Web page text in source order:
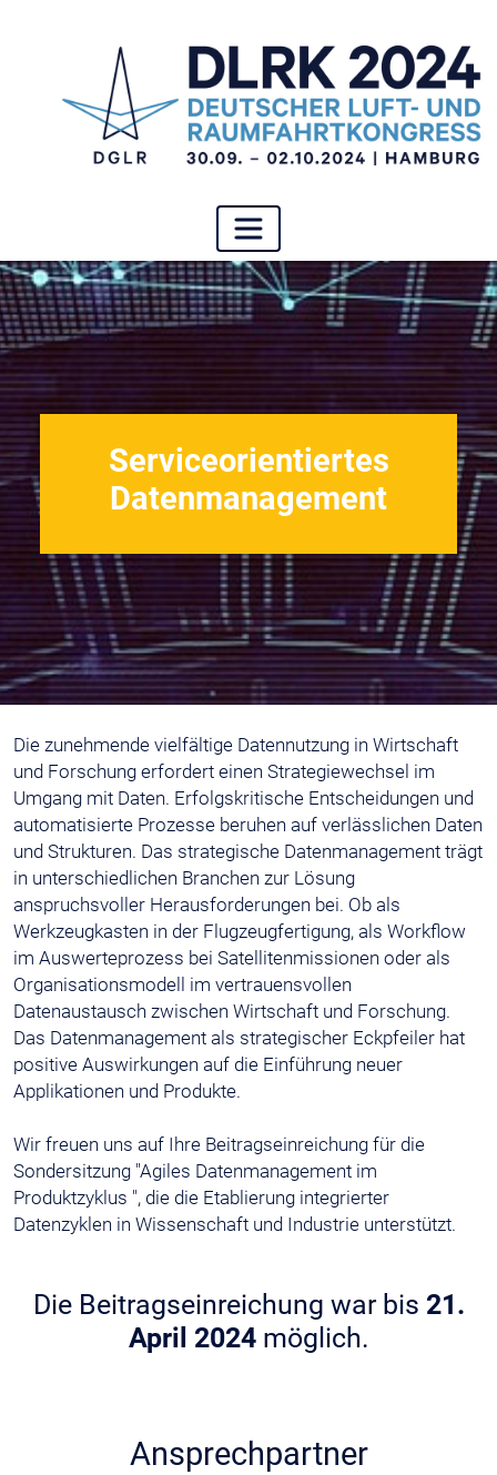
Serviceorientiertes
Datenmanagement
Die zunehmende vielfältige Datennutzung in Wirtschaft
und Forschung erfordert einen Strategiewechsel im
Umgang mit Daten. Erfolgskritische Entscheidungen und
automatisierte Prozesse beruhen auf verlässlichen Daten
und Strukturen. Das strategische Datenmanagement trägt
in unterschiedlichen Branchen zur Lösung
anspruchsvoller Herausforderungen bei. Ob als
Werkzeugkasten in der Flugzeugfertigung, als Workflow
im Auswerteprozess bei Satellitenmissionen oder als
Organisationsmodell im vertrauensvollen
Datenaustausch zwischen Wirtschaft und Forschung.
Das Datenmanagement als strategischer Eckpfeiler hat
positive Auswirkungen auf die Einführung neuer
Applikationen und Produkte.
Wir freuen uns auf Ihre Beitragseinreichung für die
Sondersitzung "Agiles Datenmanagement im
Produktzyklus ", die die Etablierung integrierter
Datenzyklen in Wissenschaft und Industrie unterstützt.
Die Beitragseinreichung war bis 21.
April 2024möglich.
Ansprechpartner